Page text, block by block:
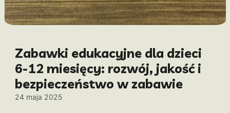
Zabawki edukacyjne dla dzieci
6-12 miesięcy: rozwój, jakość i
bezpieczeństwo w zabawie
24 maja 2025